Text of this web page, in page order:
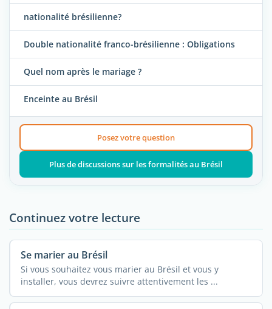
nationalité brésilienne?
Double nationalité franco-brésilienne : Obligations
Quel nom après le mariage ?
Enceinte au Brésil
Posez votre question
Plus de discussions sur les formalités au Brésil
Continuez votre lecture
Se marier au Brésil
Si vous souhaitez vous marier au Brésil et vous y
installer, vous devrez suivre attentivement les ...